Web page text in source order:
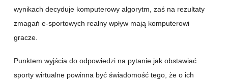
wynikach decyduje komputerowy algorytm, zaś na rezultaty
zmagań e-sportowych realny wpływ mają komputerowi
gracze.
Punktem wyjścia do odpowiedzi na pytanie jak obstawiać
sporty wirtualne powinna być świadomość tego, że o ich